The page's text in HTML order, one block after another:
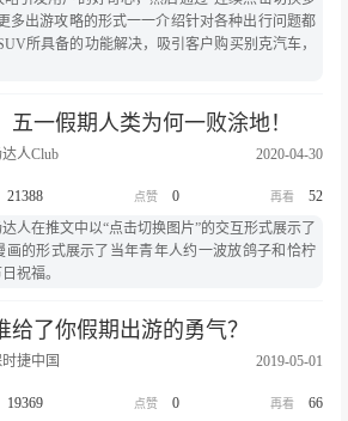
多出游攻略的形式一一介绍针对各种出行问题都
所具备的功能解决，吸引客户购买别克汽车，
五一假期人类为何一败涂地！
人Club 2020-04-30
21388 0
52
人在推文中以“点击切换图片”的交互形式展示了
画的形式展示了当年青年人约一波放鸽子和恰柠
祝福。
给了你假期出游的勇气？
捷中国 2019-05-01
19369 0
66